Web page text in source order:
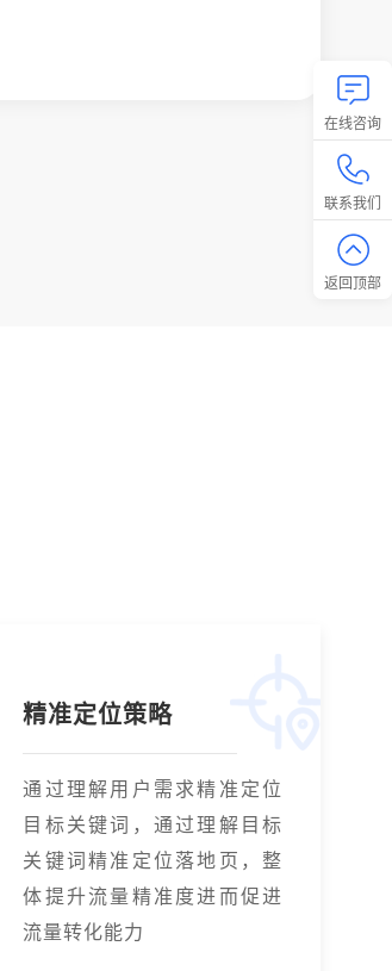
精准定位策略
通过理解用户需求精准定位
目标关键词，通过理解目标
关键词精准定位落地页，整
体提升流量精准度进而促进
流量转化能力
在线咨询
联系我们
返回顶部